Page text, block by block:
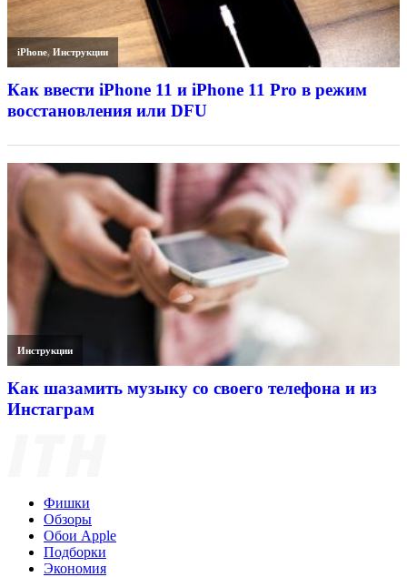
iPhone,Инструкции
Как ввести iPhone 11 и iPhone 11 Pro в режим
восстановления или DFU
Инструкции
Как шазамить музыку со своего телефона и из
Инстаграм
Фишки
Обзоры
Обои Apple
Подборки
Экономия